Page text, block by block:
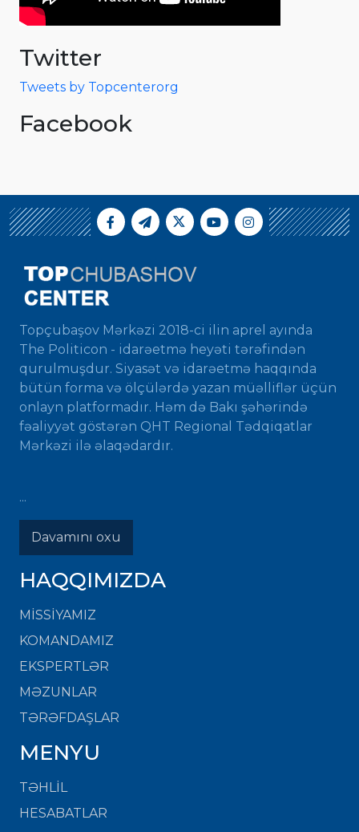
Twitter
Tweets by Topcenterorg
Facebook
Topçubaşov Mərkəzi 2018-ci ilin aprel ayında
The Politicon - idarəetmə heyəti tərəfindən
qurulmuşdur. Siyasət və idarəetmə haqqında
bütün forma və ölçülərdə yazan müəlliflər üçün
onlayn platformadır. Həm də Bakı şəhərində
fəaliyyət göstərən QHT Regional Tədqiqatlar
Mərkəzi ilə əlaqədardır.
...
Davamını oxu
HAQQIMIZDA
MISSIYAMIZ
KOMANDAMIZ
EKSPERTLƏR
MƏZUNLAR
TƏRƏFDAŞLAR
MENYU
TƏHLİL
HESABATLAR